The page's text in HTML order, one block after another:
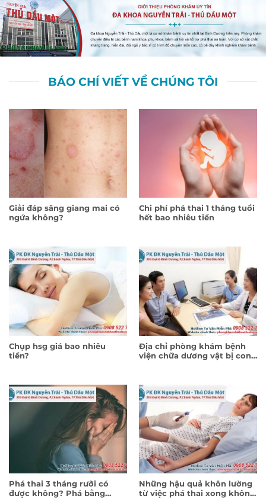
BÁO CHÍ VIẾT VỀ CHÚNG TÔI
Giải đáp săng giang mai có
ngứa không?
Chi phí phá thai 1 tháng tuổi
hết bao nhiêu tiền
Chụp hsg giá bao nhiêu
tiền?
Địa chỉ phòng khám bệnh
viện chữa dương vật bị cong
Phá thai 3 tháng rưỡi có
được không? Phá bằng
Những hậu quả khôn lường
từ việc phá thai xong không